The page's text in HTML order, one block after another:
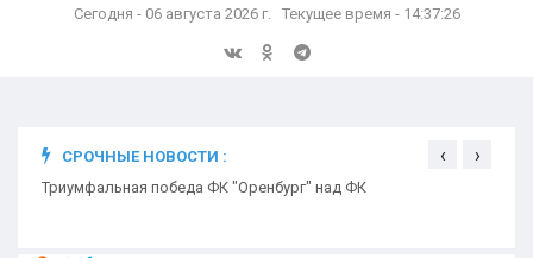
Сегодня - 06 августа 2026 г. Текущее время - 14:37:27
СРОЧНЫЕ НОВОСТИ :
Триумфальная победа ФК "Оренбург" над ФК
‹ ›